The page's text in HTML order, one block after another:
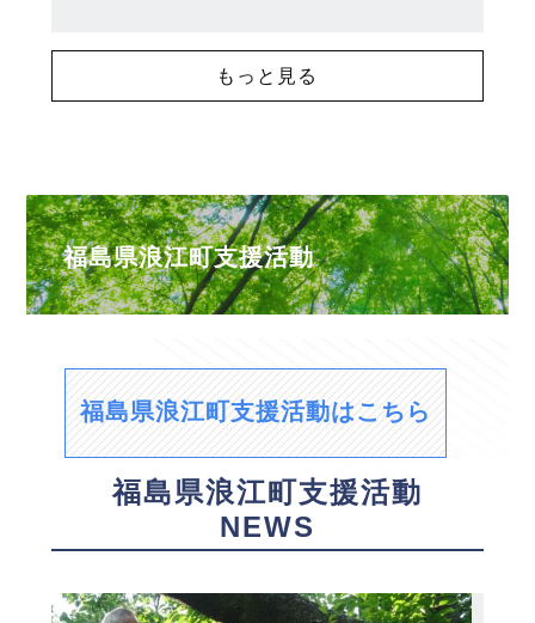
もっと見る
福島県浪江町支援活動
福島県浪江町支援活動はこちら
福島県浪江町支援活動
NEWS